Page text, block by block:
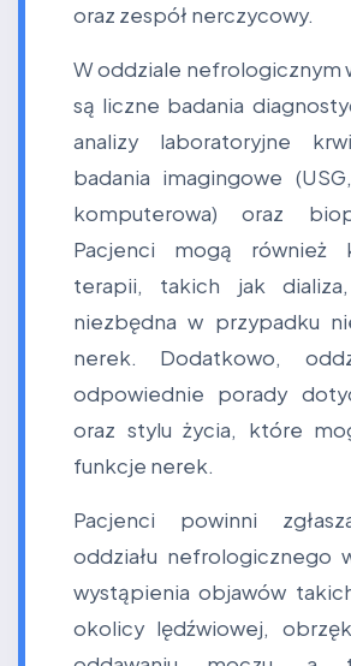
oraz zespół nerczycowy.
W oddziale nefrologicznym
są liczne badania
analizy laboratoryjne
badania imagingowe
komputerowa) oraz
Pacjenci mogą również
terapii, takich jak
niezbędna w przypadku
nerek. Dodatkowo,
odpowiednie porady
oraz stylu życia, które
funkcje nerek.
Pacjenci powinni
oddziału nefrologicznego
wystąpienia objawów
okolicy lędźwiowej,